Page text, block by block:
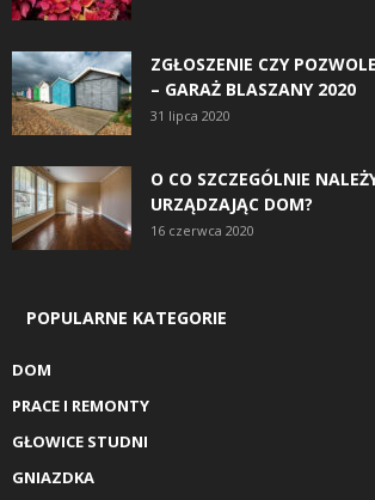
ZGŁOSZENIE CZY
– GARAŻ BLASZANY 2020
31 lipca 2020
O CO SZCZEGÓLNIE
URZĄDZAJĄC DOM?
16 czerwca 2020
POPULARNE KATEGORIE
DOM
PRACE I REMONTY
GŁOWICE STUDNI
GNIAZDKA